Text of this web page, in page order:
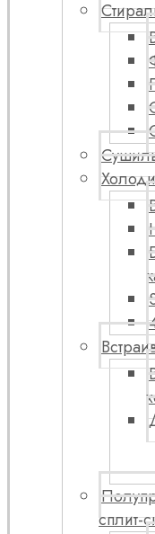
сплит-